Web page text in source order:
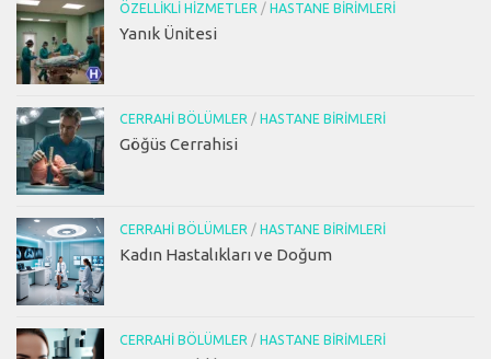
ÖZELLIKLI HIZMETLER / HASTANE BIRIMLERI
Yanık Ünitesi
CERRAHI BÖLÜMLER / HASTANE BIRIMLERI
Göğüs Cerrahisi
CERRAHI BÖLÜMLER / HASTANE BIRIMLERI
Kadın Hastalıkları ve Doğum
CERRAHI BÖLÜMLER / HASTANE BIRIMLERI